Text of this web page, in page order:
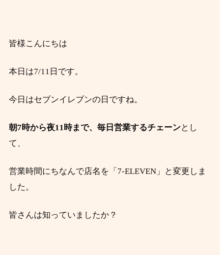
皆様こんにちは
本日は7/11日です。
今日はセブンイレブンの日ですね。
朝7時から夜11時まで、毎日営業するチェーンとし
て、
営業時間にちなんで店名を「7-ELEVEN」と変更しま
した。
皆さんは知っていましたか？